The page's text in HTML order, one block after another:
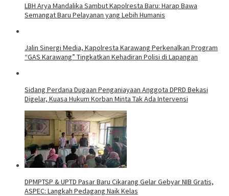
LBH Arya Mandalika Sambut Kapolresta Baru: Harap Bawa
Semangat Baru Pelayanan yang Lebih Humanis
Jalin Sinergi Media, Kapolresta Karawang Perkenalkan Program
“GAS Karawang” Tingkatkan Kehadiran Polisi di Lapangan
Sidang Perdana Dugaan Penganiayaan Anggota DPRD Bekasi
Digelar, Kuasa Hukum Korban Minta Tak Ada Intervensi
DPMPTSP & UPTD Pasar Baru Cikarang Gelar Gebyar NIB Gratis,
ASPEC: Langkah Pedagang Naik Kelas